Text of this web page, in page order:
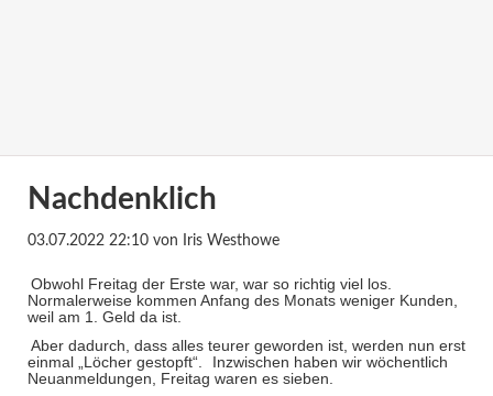
Nachdenklich
03.07.2022 22:10von Iris Westhowe
Obwohl Freitag der Erste war, war so richtig viel los.
Normalerweise kommen Anfang des Monats weniger Kunden,
weil am 1. Geld da ist.
Aber dadurch, dass alles teurer geworden ist, werden nun erst
einmal „Löcher gestopft“.
Inzwischen haben wir wöchentlich
Neuanmeldungen, Freitag waren es sieben.